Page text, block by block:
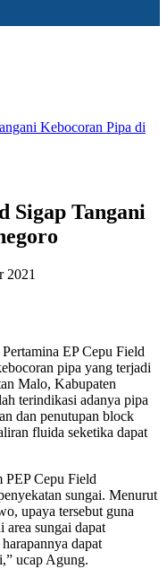
Kebocoran Pipa di
Sigap Tangani
2021
EP Cepu Field
pipa yang terjadi
Malo, Kabupaten
terindikasi adanya pipa
dan penutupan block
fluida seketika dapat
PEP Cepu Field
sungai. Menurut
upaya tersebut guna
sungai dapat
dapat
ucap Agung.